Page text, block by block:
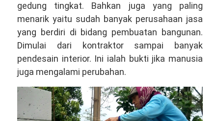
gedung tingkat. Bahkan juga yang paling
menarik yaitu sudah banyak perusahaan jasa
yang berdiri di bidang pembuatan bangunan.
Dimulai dari kontraktor sampai banyak
pendesain interior. Ini ialah bukti jika manusia
juga mengalami perubahan.